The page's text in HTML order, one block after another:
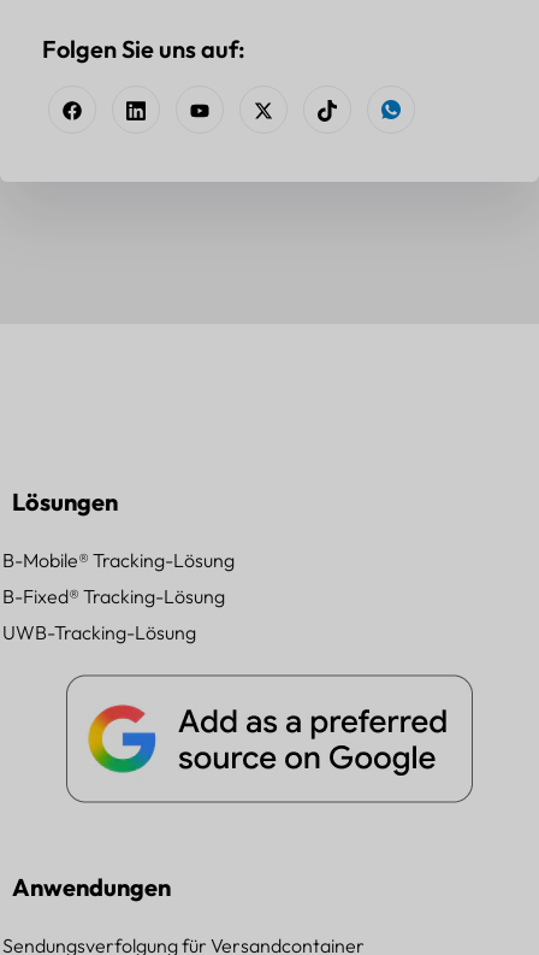
Folgen Sie uns auf:
Lösungen
B-Mobile® Tracking-Lösung
B-Fixed® Tracking-Lösung
UWB-Tracking-Lösung
Anwendungen
Sendungsverfolgung für Versandcontainer